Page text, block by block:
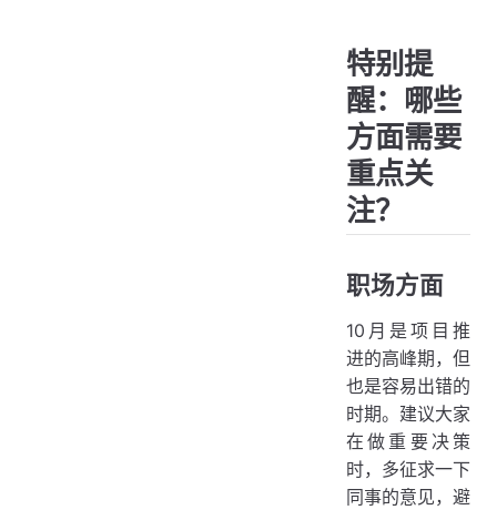
特别提
醒：哪些
方面需要
重点关
注？
职场方面
10月是项目推
进的高峰期，但
也是容易出错的
时期。建议大家
在做重要决策
时，多征求一下
同事的意见，避